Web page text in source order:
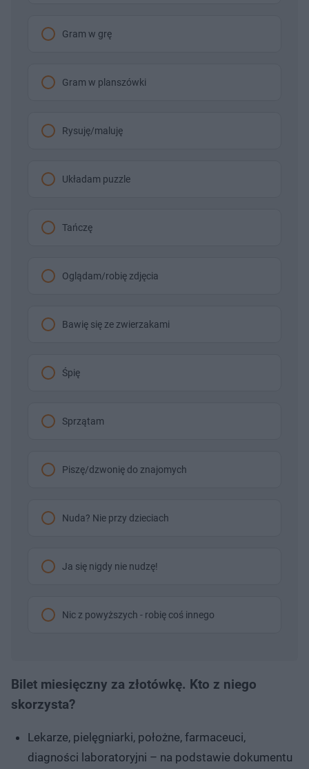
Gram w grę
Gram w planszówki
Rysuję/maluję
Układam puzzle
Tańczę
Oglądam/robię zdjęcia
Bawię się ze zwierzakami
Śpię
Sprzątam
Piszę/dzwonię do znajomych
Nuda? Nie przy dzieciach
Ja się nigdy nie nudzę!
Nic z powyższych - robię coś innego
Bilet miesięczny za złotówkę. Kto z niego
skorzysta?
Lekarze, pielęgniarki, położne, farmaceuci,
diagności laboratoryjni – na podstawie dokumentu